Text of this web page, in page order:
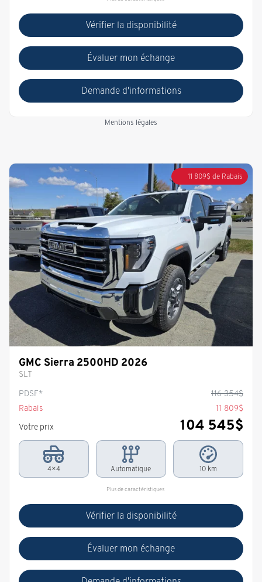
Vérifier la disponibilité
Évaluer mon échange
Demande d'informations
Mentions légales
11 809$ de Rabais
GMC Sierra 2500HD 2026
SLT
PDSF*
116 354$
Rabais
11 809$
Votre prix
104 545$
4×4 Automatique 10 km
Plus de caractéristiques
Vérifier la disponibilité
Évaluer mon échange